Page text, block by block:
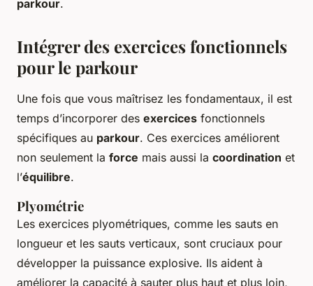
parkour.
Intégrer des exercices fonctionnels
pour le parkour
Une fois que vous maîtrisez les fondamentaux, il est
temps d’incorporer des exercices fonctionnels
spécifiques au parkour. Ces exercices améliorent
non seulement la force mais aussi la coordination et
l’équilibre.
Plyométrie
Les exercices plyométriques, comme les sauts en
longueur et les sauts verticaux, sont cruciaux pour
développer la puissance explosive. Ils aident à
améliorer la capacité à sauter plus haut et plus loin,